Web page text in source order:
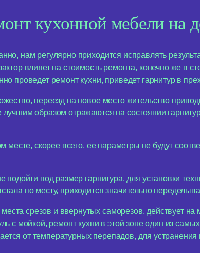
кухонной мебели на
нам регулярно приходится исправлять
влияет на стоимость ремонта, конечно же в
проведет ремонт кухни, приведет гарнитур в
переезд на новое место жительство
образом отражаются на состоянии
скорее всего, ее параметры не будут
под размер гарнитура, для установки
по месту, приходится значительно
срезов и ввернутых саморезов, действует на
с мойкой, ремонт кухни в этой зоне один из
от температурных перепадов, для